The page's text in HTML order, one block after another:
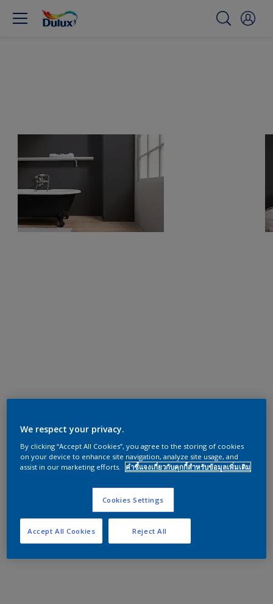
We respect your privacy.
By clicking “Accept All Cookies”, you agree to the storing of cookies
on your device to enhance site navigation, analyze site usage, and
assist in our marketing efforts.
คำชี้แจงเกี่ยวกับคุกกี้สำหรับข้อมูลเพิ่มเติม
Cookies Settings
Reject All
Accept All Cookies